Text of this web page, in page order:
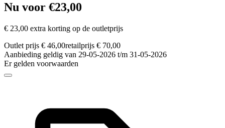
Nu voor €23,00
€ 23,00 extra korting op de outletprijs
Outlet prijs € 46,00retailprijs € 70,00
Aanbieding geldig van 29-05-2026 t/m 31-05-2026
Er gelden voorwaarden